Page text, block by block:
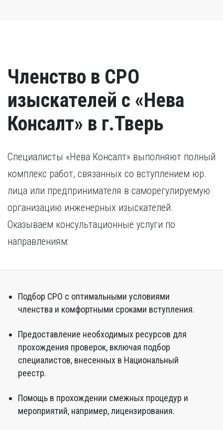
Членство в СРО
изыскателей с «Нева
Консалт» в г.Тверь
Специалисты «Нева Консалт» выполняют полный
комплекс работ, связанных со вступлением юр.
лица или предпринимателя в саморегулируемую
организацию инженерных изыскателей.
Оказываем консультационные услуги по
направлениям:
Подбор СРО с оптимальными условиями
членства и комфортными сроками вступления.
Предоставление необходимых ресурсов для
прохождения проверок, включая подбор
специалистов, внесенных в Национальный
реестр.
Помощь в прохождении смежных процедур и
мероприятий, например, лицензирования.